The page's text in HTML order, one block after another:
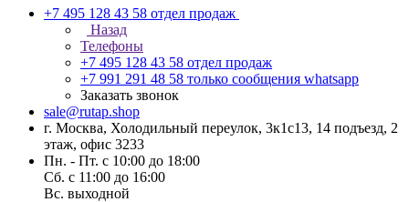
+7 495 128 43 58 отдел продаж
Назад
Телефоны
+7 495 128 43 58 отдел продаж
+7 991 291 48 58 только сообщения whatsapp
Заказать звонок
sale@rutap.shop
г. Москва, Холодильный переулок, 3к1с13, 14 подъезд, 2
этаж, офис 3233
Пн. - Пт. с 10:00 до 18:00
Сб. с 11:00 до 16:00
Вс. выходной